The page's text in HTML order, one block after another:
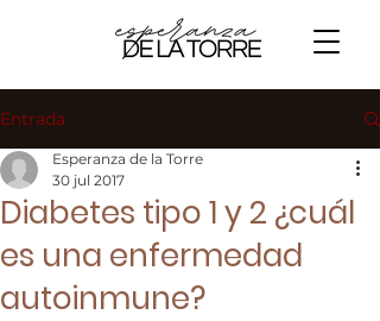
Entrada
Diabetes tipo 1 y 2 ¿cuál
es una enfermedad
autoinmune?
Esperanza de la Torre
30 jul 2017